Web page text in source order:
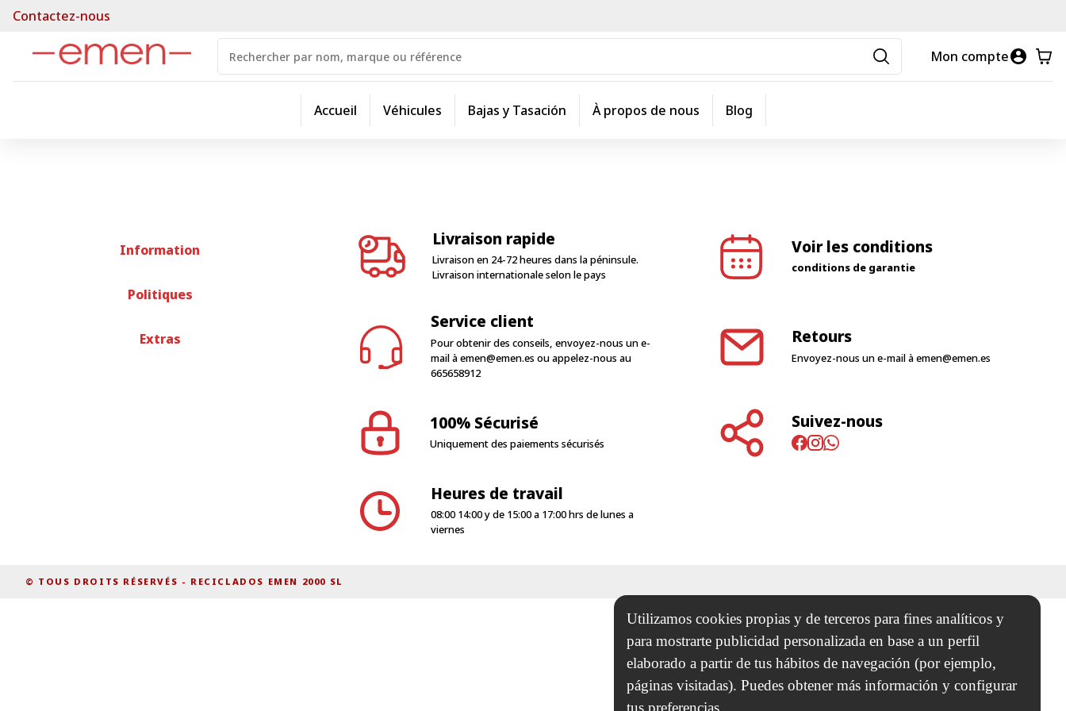
Contactez-nous
Mon compte
Accueil Véhicules Bajas y Tasación À propos de nous Blog
Information
Politiques
Extras
Livraison rapide
Livraison en 24-72 heures dans la péninsule.
Livraison internationale selon le pays
Voir les conditions
conditions de garantie
Service client
Pour obtenir des conseils, envoyez-nous un e-
mail àemen@emen.es ou appelez-nous au
665658912
Retours
Envoyez-nous un e-mail àemen@emen.es
100% Sécurisé
Uniquement des paiements sécurisés
Suivez-nous
Heures de travail
08:00 14:00 y de 15:00 a 17:00 hrs de lunes a
viernes
© TOUS DROITS RÉSERVÉS - RECICLADOS EMEN 2000 SL
Utilizamos cookies propias y de terceros para fines analíticos y
para mostrarte publicidad personalizada en base a un perfil
elaborado a partir de tus hábitos de navegación (por ejemplo,
páginas visitadas). Puedes obtener más información y configurar
tus preferencias.